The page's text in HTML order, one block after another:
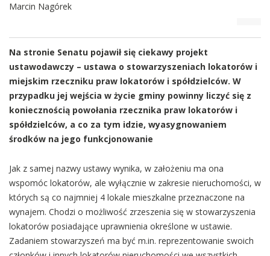
Marcin Nagórek
Na stronie Senatu pojawił się ciekawy projekt
ustawodawczy – ustawa o stowarzyszeniach lokatorów i
miejskim rzeczniku praw lokatorów i spółdzielców. W
przypadku jej wejścia w życie gminy powinny liczyć się z
koniecznością powołania rzecznika praw lokatorów i
spółdzielców, a co za tym idzie, wyasygnowaniem
środków na jego funkcjonowanie
Jak z samej nazwy ustawy wynika, w założeniu ma ona
wspomóc lokatorów, ale wyłącznie w zakresie nieruchomości, w
których są co najmniej 4 lokale mieszkalne przeznaczone na
wynajem. Chodzi o możliwość zrzeszenia się w stowarzyszenia
lokatorów posiadające uprawnienia określone w ustawie.
Zadaniem stowarzyszeń ma być m.in. reprezentowanie swoich